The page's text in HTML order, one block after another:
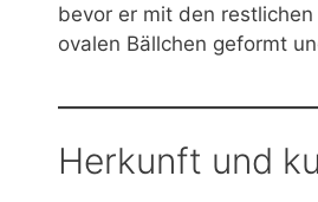
bevor er mit den
ovalen Bällchen geformt
Herkunft und